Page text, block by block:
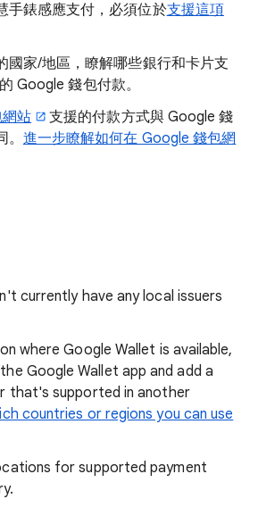
手錶感應支付，必須位於支援這項
國家/地區，瞭解哪些銀行和卡片支
Google 錢包付款。
站
支援的付款方式與 Google 錢
進一步瞭解如何在 Google 錢包網
currently have any local issuers
where Google Wallet is available,
Google Wallet app and add a
that's supported in another
countries or regions you can use
for supported payment